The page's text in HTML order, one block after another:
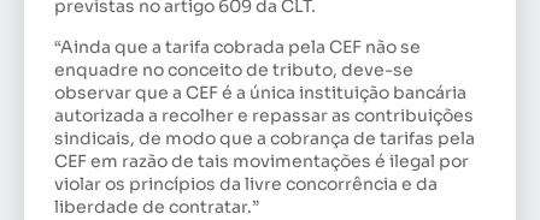
previstas no artigo 609 da CLT.
“Ainda que a tarifa cobrada pela CEF não se
enquadre no conceito de tributo, deve-se
observar que a CEF é a única instituição bancária
autorizada a recolher e repassar as contribuições
sindicais, de modo que a cobrança de tarifas pela
CEF em razão de tais movimentações é ilegal por
violar os princípios da livre concorrência e da
liberdade de contratar.”